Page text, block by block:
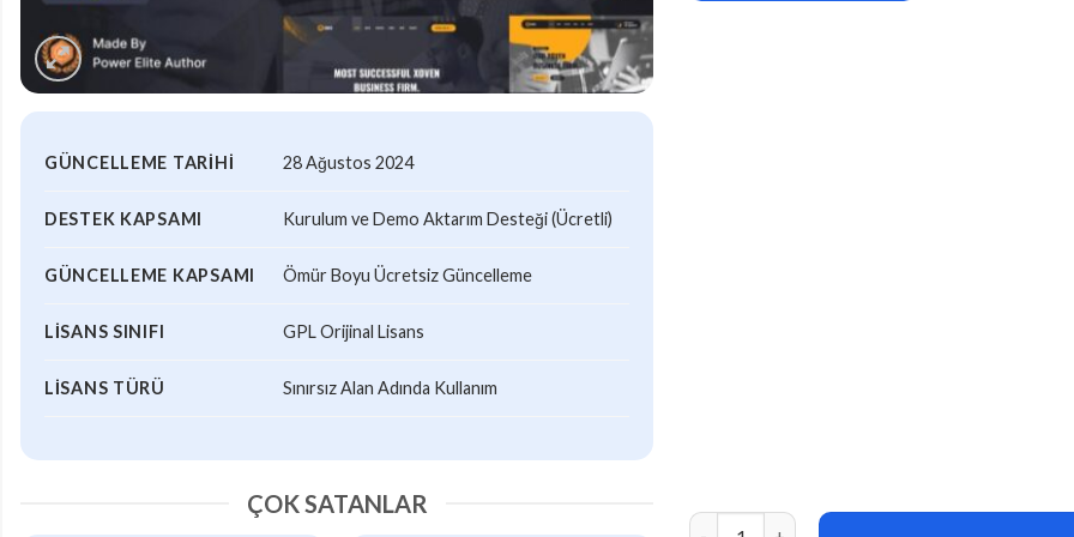
GÜNCELLEME TARIHI 28 Ağustos 2024
DESTEK KAPSAMI Kurulum ve Demo Aktarım Desteği (Ücretli)
GÜNCELLEME KAPSAMI Ömür Boyu Ücretsiz Güncelleme
LISANS SINIFI GPL Orijinal Lisans
LISANS TÜRÜ Sınırsız Alan Adında Kullanım
ÇOK SATANLAR
Xoven v1.0 Digital Agency Services WordPress